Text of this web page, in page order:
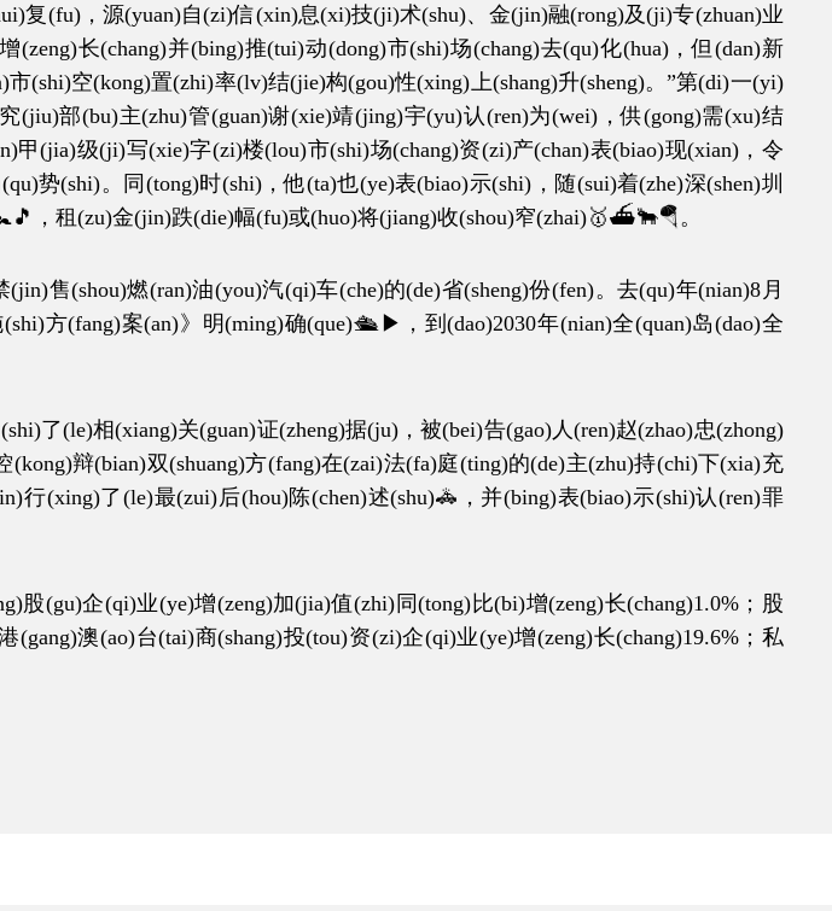
(fu)，源(yuan)自(zi)信(xin)息(xi)技(ji)术(shu)、金(jin)融(rong)及(ji)专(zhuan)业
长(chang)并(bing)推(tui)动(dong)市(shi)场(chang)去(qu)化(hua)，但(dan)新
(shi)空(kong)置(zhi)率(lv)结(jie)构(gou)性(xing)上(shang)升(sheng)。”第(di)一(yi)
(jiu)部(bu)主(zhu)管(guan)谢(xie)靖(jing)宇(yu)认(ren)为(wei)，供(gong)需(xu)结
甲(jia)级(ji)写(xie)字(zi)楼(lou)市(shi)场(chang)资(zi)产(chan)表(biao)现(xian)，令
势(shi)。同(tong)时(shi)，他(ta)也(ye)表(biao)示(shi)，随(sui)着(zhe)深(shen)圳
，租(zu)金(jin)跌(die)幅(fu)或(huo)将(jiang)收(shou)窄(zhai)🥇⛴🐂🪂。
(shou)燃(ran)油(you)汽(qi)车(che)的(de)省(sheng)份(fen)。去(qu)年(nian)8月
方(fang)案(an)》明(ming)确(que)🛳▶，到(dao)2030年(nian)全(quan)岛(dao)全
相(xiang)关(guan)证(zheng)据(ju)，被(bei)告(gao)人(ren)赵(zhao)忠(zhong)
辩(bian)双(shuang)方(fang)在(zai)法(fa)庭(ting)的(de)主(zhu)持(chi)下(xia)充
行(xing)了(le)最(zui)后(hou)陈(chen)述(shu)🚓，并(bing)表(biao)示(shi)认(ren)罪
企(qi)业(ye)增(zeng)加(jia)值(zhi)同(tong)比(bi)增(zeng)长(chang)1.0%；股
澳(ao)台(tai)商(shang)投(tou)资(zi)企(qi)业(ye)增(zeng)长(chang)19.6%；私